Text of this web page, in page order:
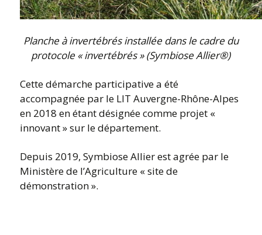
Planche à invertébrés installée dans le cadre du
protocole « invertébrés » (Symbiose Allier®)
Cette démarche participative a été
accompagnée par le LIT Auvergne-Rhône-Alpes
en 2018 en étant désignée comme projet «
innovant » sur le département.
Depuis 2019, Symbiose Allier est agrée par le
Ministère de l’Agriculture « site de
démonstration ».